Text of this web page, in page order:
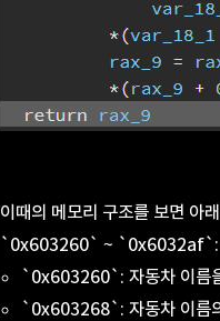
이때의 메모리 구조를 보면 아
`0x603260` ~ `0x6032af`:
`0x603260`: 자동차 이름
`0x603268`: 자동차 이름